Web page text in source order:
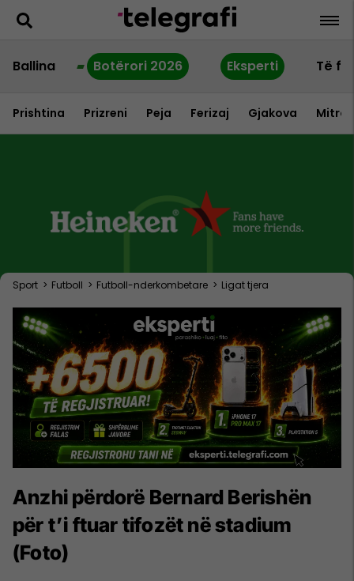
Ballina Botërori 2026 Eksperti Të
Prishtina Prizreni Peja Ferizaj Gjakova
Sport > Futboll > Futboll-nderkombetare > Ligat tjera
Anzhi përdorë Bernard Berishën
për t’i ftuar tifozët në stadium
(Foto)